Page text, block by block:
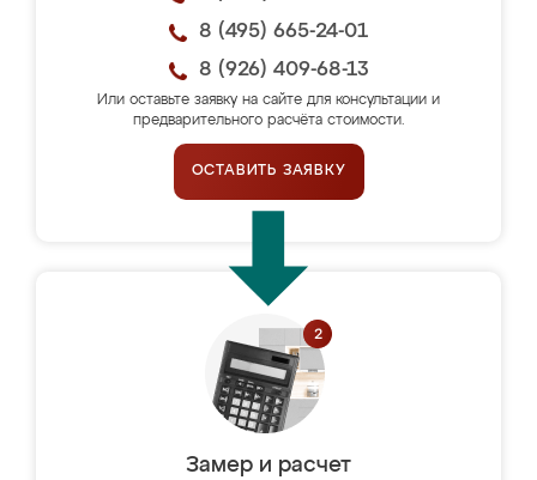
8 (495) 665-24-01
8 (926) 409-68-13
Или оставьте заявку на сайте для консультации и
предварительного расчёта стоимости.
ОСТАВИТЬ ЗАЯВКУ
Замер и расчет